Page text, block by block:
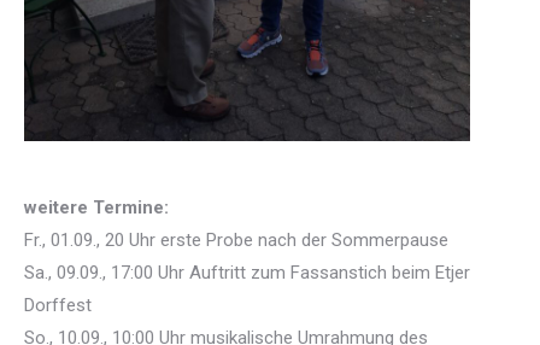
weitere Termine:
Fr., 01.09., 20 Uhr erste Probe nach der Sommerpause
Sa., 09.09., 17:00 Uhr Auftritt zum Fassanstich beim Etjer
Dorffest
So., 10.09., 10:00 Uhr musikalische Umrahmung des